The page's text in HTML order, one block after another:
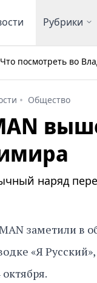
Рубрики
Что посмотреть во
Общество
наряд
заметили в
«Я
октября.